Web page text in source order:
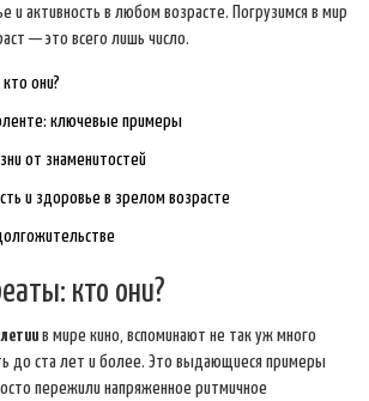
и активность в любом возрасте. Погрузимся в мир
— это всего лишь число.
они?
ключевые примеры
от знаменитостей
и здоровье в зрелом возрасте
кто они?
в мире кино, вспоминают не так уж много
до ста лет и более. Это выдающиеся примеры
пережили напряженное ритмичное